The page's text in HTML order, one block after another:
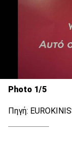
Photo 1/5
Πηγή: